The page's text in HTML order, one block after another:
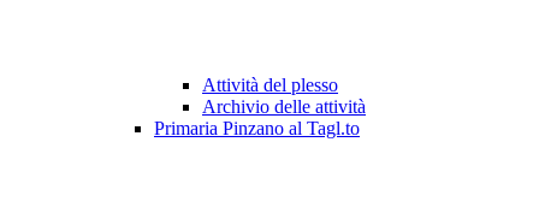
Attività del plesso
Archivio delle attività
Primaria Pinzano al Tagl.to